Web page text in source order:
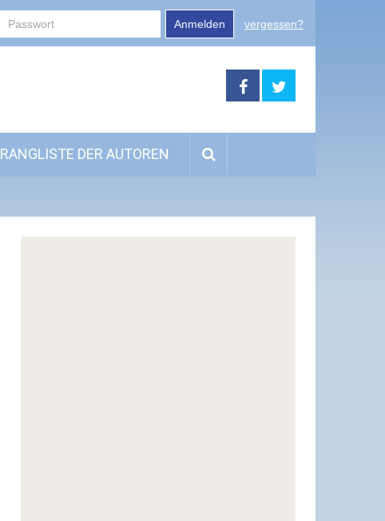
Anmelden vergessen?
RANGLISTE DER AUTOREN